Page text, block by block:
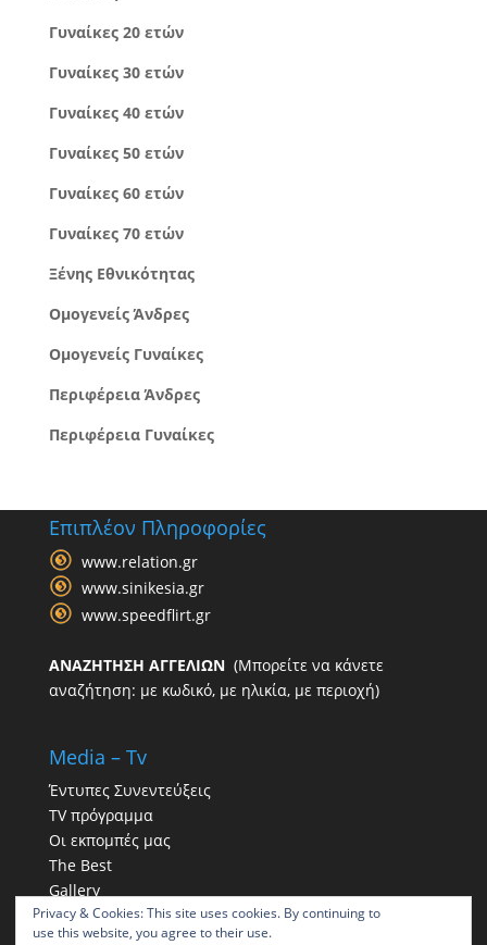
Γυναίκες 20 ετών
Γυναίκες 30 ετών
Γυναίκες 40 ετών
Γυναίκες 50 ετών
Γυναίκες 60 ετών
Γυναίκες 70 ετών
Ξένης Εθνικότητας
Ομογενείς Άνδρες
Ομογενείς Γυναίκες
Περιφέρεια Άνδρες
Περιφέρεια Γυναίκες
Επιπλέον Πληροφορίες
www.relation.gr
www.sinikesia.gr
www.speedflirt.gr
ΑΝΑΖΗΤΗΣΗ ΑΓΓΕΛΙΩΝ(Μπορείτε να κάνετε
αναζήτηση: με κωδικό, με ηλικία, με περιοχή)
Media – Tv
Έντυπες Συνεντεύξεις
TV πρόγραμμα
Οι εκπομπές μας
The Best
Gallery
Η παρουσία μας στα social
Privacy & Cookies: This site uses cookies. By continuing to
use this website, you agree to their use.